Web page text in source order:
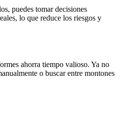
puedes tomar decisiones
lo que reduce los riesgos y
ahorra tiempo valioso. Ya no
o buscar entre montones